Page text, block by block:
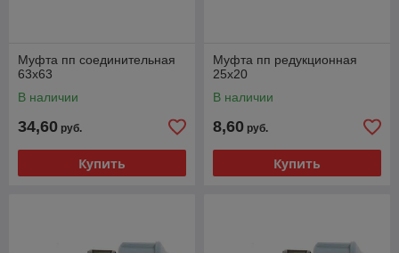
Муфта пп соединительная
63х63
В наличии
34,60 руб.
Купить
Муфта пп редукционная
25х20
В наличии
8,60 руб.
Купить